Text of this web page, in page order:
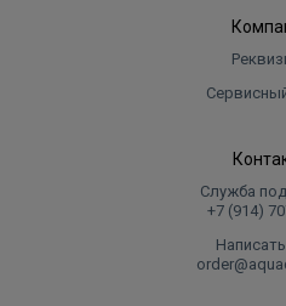
Служба
+7 (914)
Написать